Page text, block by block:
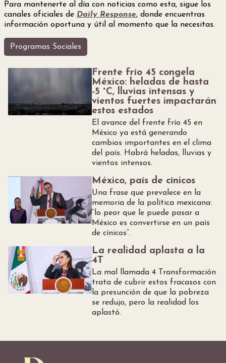
Para mantenerte al día con noticias como esta, sigue los
canales oficiales de Daily Response, donde encuentras
información oportuna y útil al momento que la necesitas.
Programas Sociales
Frente frío 45 congela
México: heladas de hasta
-5 °C, lluvias intensas y
vientos fuertes impactarán
estos estados
El avance del frente frío 45 en
México ya está generando
cambios importantes en el clima
del país. Habrá heladas, lluvias y
vientos intensos.
México, país de cínicos
Una frase que prevalece en la
memoria de la política mexicana:
“lo peor que le puede pasar a
México es convertirse en un país
de cínicos”.
La realidad aplasta a la
4T
La mal llamada 4 Transformación
trata de cubrir estos fracasos con
la presunción de que la pobreza
se redujo, pero la realidad los
aplastó.